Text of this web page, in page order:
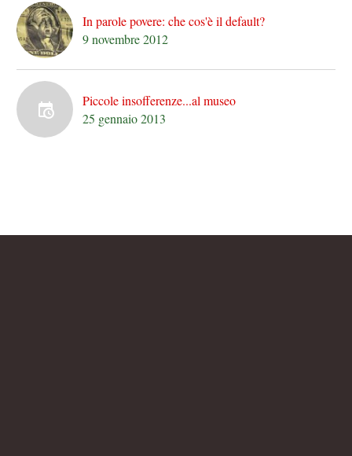
In parole povere: che cos'è il default?
9 novembre 2012
Piccole insofferenze...al museo
25 gennaio 2013